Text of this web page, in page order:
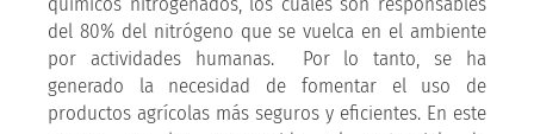
del 80% del nitrógeno que se vuelca en el ambiente
por actividades humanas. Por lo tanto, se ha
generado la necesidad de fomentar el uso de
productos agrícolas más seguros y eficientes. En este